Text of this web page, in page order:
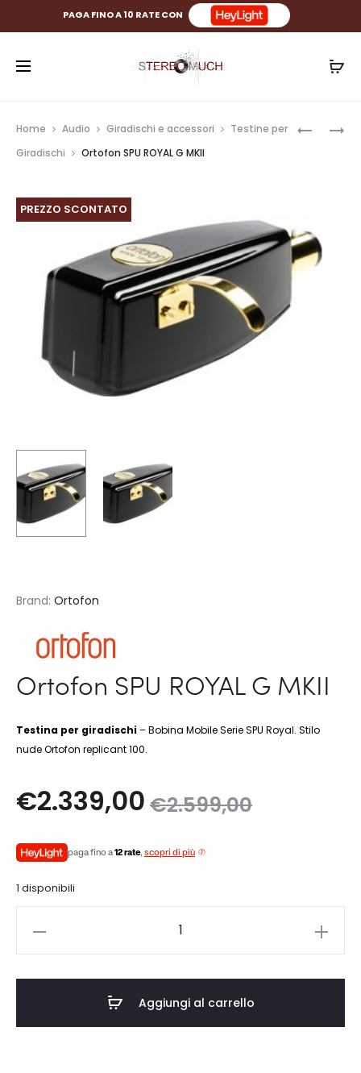
PAGA FINO A 10 RATE CON
ORTOFON
ORTOFON
Home Audio Giradischi e accessori
Testine per
Giradischi
Ortofon SPU ROYAL G MKII
PREZZO SCONTATO
Brand: Ortofon
Ortofon SPU ROYAL G MKII
Testina per giradischi– Bobina Mobile Serie SPU Royal. Stilo
nude Ortofon replicant 100.
€2.599,00
Il
era:
€2.599,00.
€2.339,00
è:
paga fino a12 rate, scopri di più
1 disponibili
Aggiungi al carrello